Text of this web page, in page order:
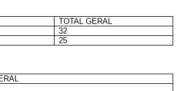
TOTAL GERAL
32
25